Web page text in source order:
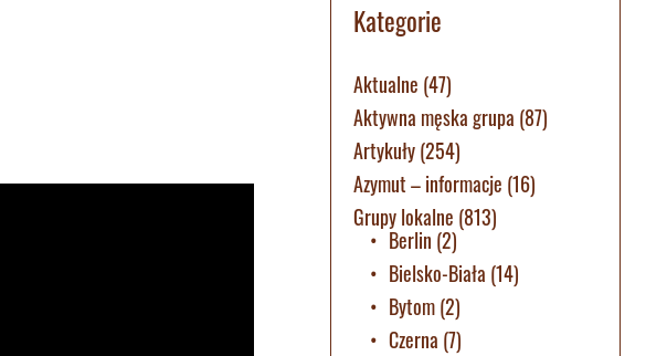
Kategorie
Aktualne (47)
Aktywna męska grupa (87)
Artykuły(254)
Azymut – informacje (16)
Grupy lokalne (813)
Berlin (2)
Bielsko-Biała (14)
Bytom(2)
Czerna (7)